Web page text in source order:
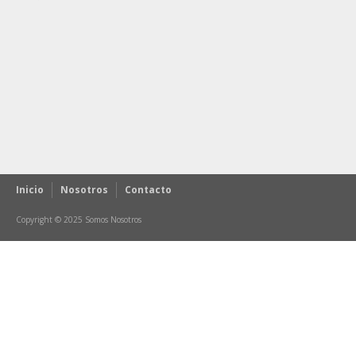
Inicio Nosotros Contacto
Copyright © 2025 Somos Nosotros